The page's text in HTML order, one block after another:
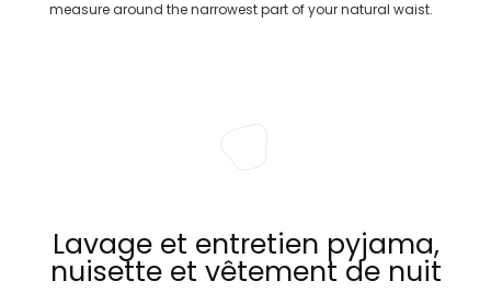
measure around the narrowest part of your natural waist.
Lavage et entretien pyjama,
nuisette et vêtement de nuit